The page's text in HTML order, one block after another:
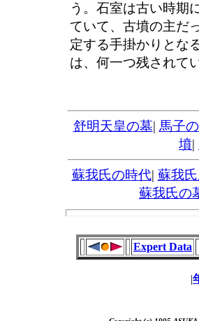
う。石室は古い時期
ていて、古墳の主だ
定する手掛かりとな
は、何一つ残されて
舒明天皇の墓| 馬子
墳|
蘇我氏の時代| 蘇我
蘇我氏の
Expert Data
|